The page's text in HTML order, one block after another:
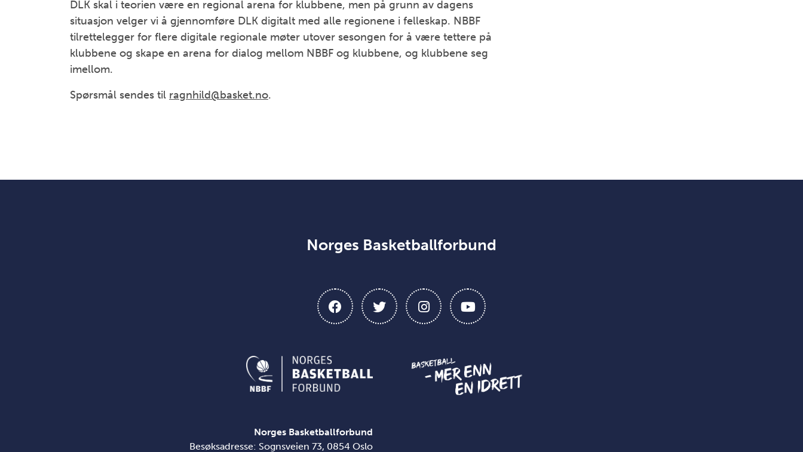
DLK skal i teorien være en regional arena for klubbene, men på grunn av dagens
situasjon velger vi å gjennomføre DLK digitalt med alle regionene i felleskap. NBBF
tilrettelegger for flere digitale regionale møter utover sesongen for å være tettere på
klubbene og skape en arena for dialog mellom NBBF og klubbene, og klubbene seg
imellom.
Spørsmål sendes til ragnhild@basket.no.
Norges Basketballforbund
Norges Basketballforbund
Besøksadresse: Sognsveien 73, 0854 Oslo